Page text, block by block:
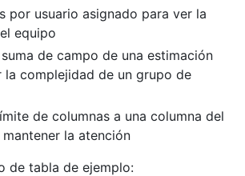
por usuario asignado para ver la
equipo
de campo de una estimación
la complejidad de un grupo de
de columnas a una columna del
la atención
de tabla de ejemplo: